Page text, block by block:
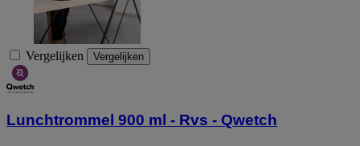
Vergelijken Vergelijken
Lunchtrommel 900 ml - Rvs - Qwetch